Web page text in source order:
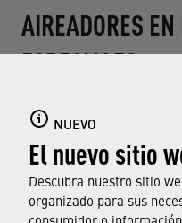
NUEVO
El nuevo sitio
Descubra nuestro sitio
organizado para sus
AIREADORES
ESPECIALES
especiales